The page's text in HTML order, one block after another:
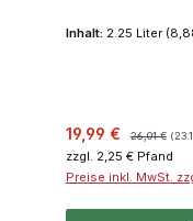
Inhalt: 2.25 Liter
Verkaufspreis:
19,99 € 26,01 €
zzgl. 2,25 € Pfand
Preise inkl. MwSt.